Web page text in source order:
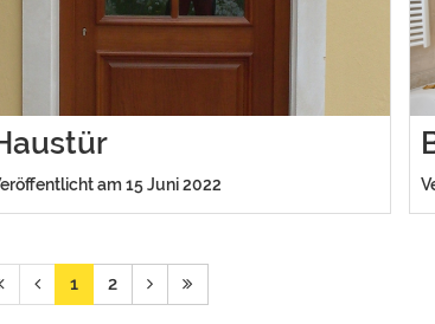
am 15 Juni 2022
1 2